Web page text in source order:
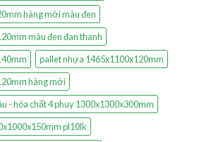
hàng mới màu đen
màu đen đan thanh
pallet nhựa 1465x1100x120mm
hàng mới
- hóa chất 4 phuy 1300x1300x300mm
pl10lk